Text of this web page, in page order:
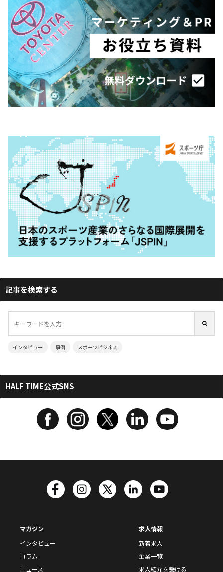
記事を検索する
インタビュー 事例 スポーツビジネス
HALF TIME公式SNS
マガジン
インタビュー
コラム
ニュース
求人情報
新着求人
企業一覧
求人紹介を受ける